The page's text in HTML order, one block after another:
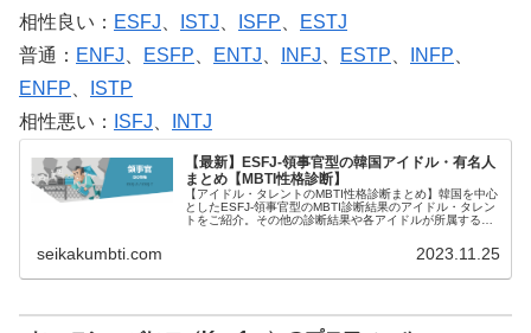
相性良い： ESFJ ISTJ ISFP
ESTJ
普通： ENFJ ESFP ENTJ INFJ ESTP INFP
ENFP
ISTP
相性悪い：
ISFJ INTJ
【最新】ESFJ-領事官型の韓国アイドル・有名人
まとめ【MBTI性格診断】
【アイドル・タレントのMBTI性格診断まとめ】韓国を中心
としたESFJ-領事官型のMBTI診断結果のアイドル・タレン
トをご紹介。その他の診断結果や各アイドルが所属するグ
seikakumbti.com 2023.11.25